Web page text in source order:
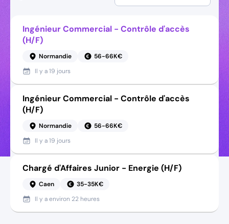
Ingénieur Commercial - Contrôle d'accès
(H/F)
Normandie
56-66K€
Il y a19 jours
Ingénieur Commercial - Contrôle d'accès
(H/F)
Normandie
56-66K€
Il y a19 jours
Chargé d'Affaires Junior - Energie (H/F)
Caen
35-35K€
Il y aenviron 22 heures